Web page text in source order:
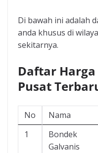
Di bawah ini adalah
anda khusus di
sekitarnya.
Daftar
Pusat
No Nama
1
Bondek
Galvanis